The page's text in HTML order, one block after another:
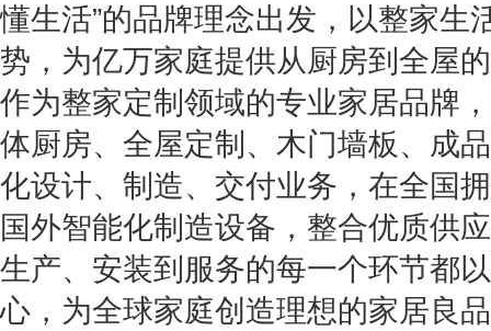
懂生活”的品牌理念出发，以整家生
势，为亿万家庭提供从厨房到全屋
作为整家定制领域的专业家居品牌
体厨房、全屋定制、木门墙板、成
化设计、制造、交付业务，在全国
国外智能化制造设备，整合优质供
生产、安装到服务的每一个环节都
心，为全球家庭创造理想的家居良